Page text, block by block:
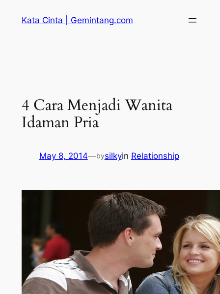
Kata Cinta | Gemintang.com
4 Cara Menjadi Wanita
Idaman Pria
May 8, 2014—bysilkyin Relationship